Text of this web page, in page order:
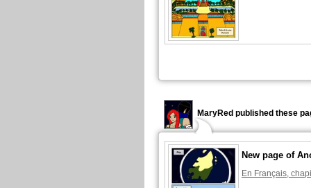
MaryRed published these
New page of
En Français,